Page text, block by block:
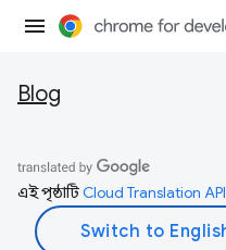
Blog
এই পৃষ্ঠাটিCloud Translation API